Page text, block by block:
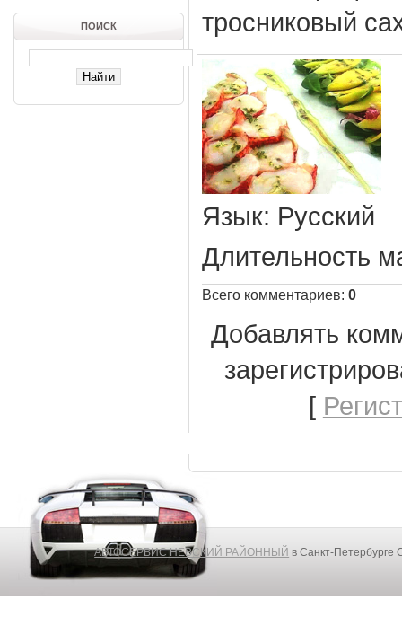
ПОИСК
тросниковый
Язык: Русский
Длительность
Всего комментариев: 0
Добавлять
[
АВТОСЕРВИС НЕВСКИЙ РАЙОННЫЙ в Санкт-Петербурге